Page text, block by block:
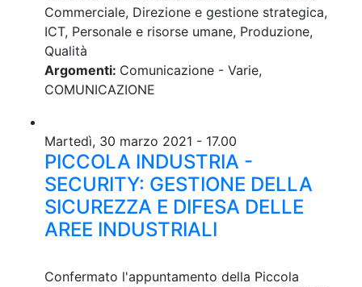
Commerciale, Direzione e gestione strategica,
ICT, Personale e risorse umane, Produzione,
Qualità
Argomenti: Comunicazione - Varie,
COMUNICAZIONE
Martedì, 30 marzo 2021 - 17.00
PICCOLA INDUSTRIA -
SECURITY: GESTIONE DELLA
SICUREZZA E DIFESA DELLE
AREE INDUSTRIALI
Confermato l'appuntamento della Piccola